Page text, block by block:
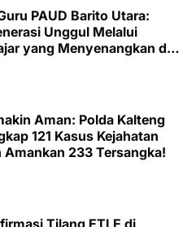
PAUD Barito Utara:
Unggul Melalui
yang Menyenangkan dan
Aman: Polda Kalteng
121 Kasus Kejahatan
Amankan 233 Tersangka!
Tilang ETLE di